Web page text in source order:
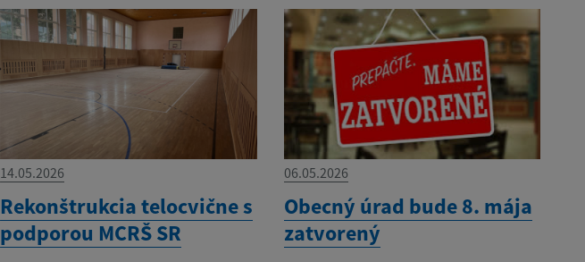
14.05.2026
Rekonštrukcia telocvične s
podporou MCRŠ SR
06.05.2026
Obecný úrad bude 8. mája
zatvorený